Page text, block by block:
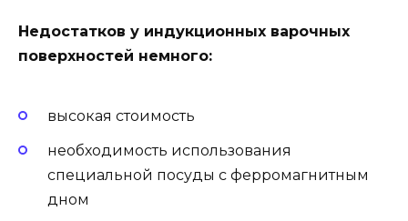
Недостатков у индукционных варочных
поверхностей немного:
высокая стоимость
необходимость использования
специальной посуды с ферромагнитным
дном